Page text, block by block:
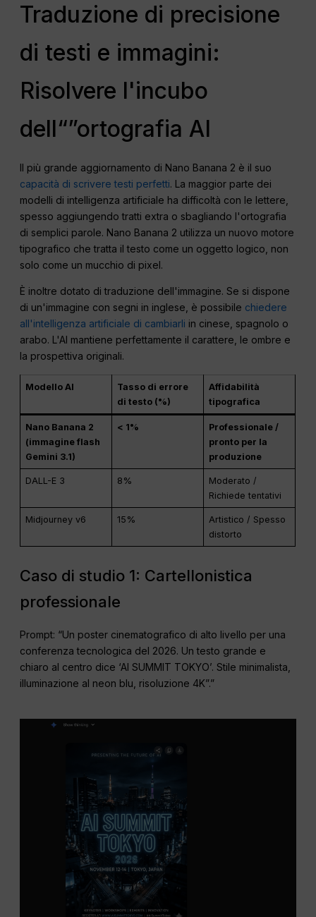
Traduzione di precisione
di testi e immagini:
Risolvere l'incubo
dell“”ortografia AI
Il più grande aggiornamento di Nano Banana 2 è il suo
capacità di scrivere testi perfetti. La maggior parte dei
modelli di intelligenza artificiale ha difficoltà con le lettere,
spesso aggiungendo tratti extra o sbagliando l'ortografia
di semplici parole. Nano Banana 2 utilizza un nuovo motore
tipografico che tratta il testo come un oggetto logico, non
solo come un mucchio di pixel.
È inoltre dotato di traduzione dell'immagine. Se si dispone
di un'immagine con segni in inglese, è possibile chiedere
all'intelligenza artificiale di cambiarli in cinese, spagnolo o
arabo. L'AI mantiene perfettamente il carattere, le ombre e
la prospettiva originali.
Modello AI
Tasso di errore
di testo (%)
Affidabilità
tipografica
Nano Banana 2
(immagine flash
Gemini 3.1)
< 1%
Professionale /
pronto per la
produzione
DALL-E 3 8%
Moderato /
Richiede tentativi
Midjourney v6 15%
Artistico / Spesso
distorto
Caso di studio 1: Cartellonistica
professionale
Prompt: “Un poster cinematografico di alto livello per una
conferenza tecnologica del 2026. Un testo grande e
chiaro al centro dice ‘AI SUMMIT TOKYO’. Stile minimalista,
illuminazione al neon blu, risoluzione 4K”.”